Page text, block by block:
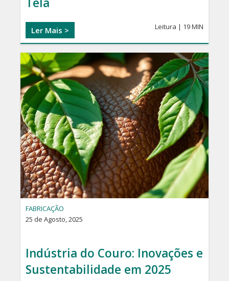
Ler Mais > Leitura | 19 MIN
FABRICAÇÃO
25 de Agosto, 2025
Indústria do Couro: Inovações e
Sustentabilidade em 2025